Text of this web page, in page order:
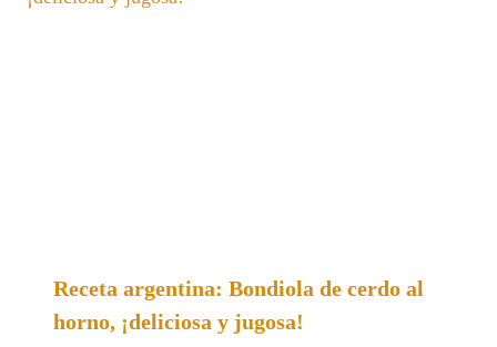
Receta argentina: Bondiola de cerdo al
horno, ¡deliciosa y jugosa!